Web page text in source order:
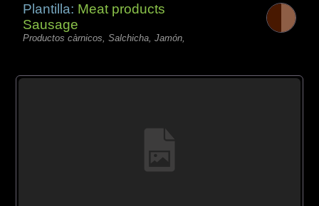
Plantilla: Meat products
Sausage
Productos càrnicos, Salchicha, Jamón,